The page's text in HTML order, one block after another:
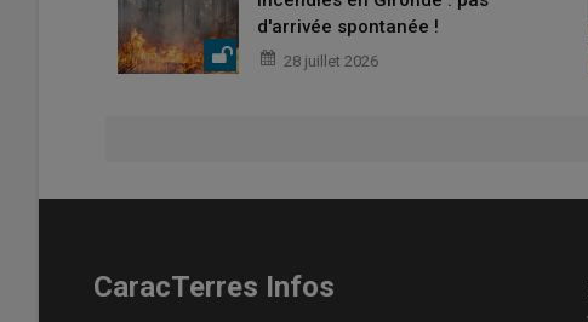
d'arrivée spontanée !
28 juillet 2026
CaracTerres Infos